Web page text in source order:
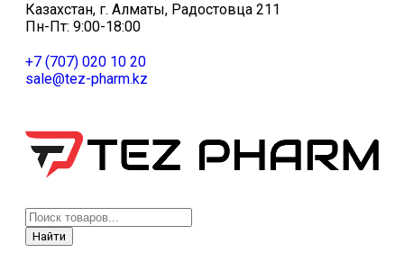
Казахстан, г. Алматы, Радостовца 211
Пн-Пт: 9:00-18:00
+7 (707) 020 10 20
sale@tez-pharm.kz
Найти